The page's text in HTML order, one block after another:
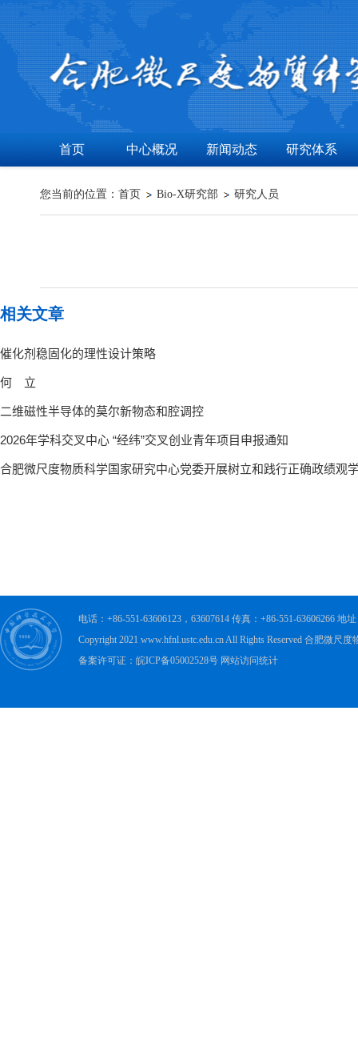
首页 中心概况 新闻动态 研究体系
您当前的位置： 首页 Bio-X研究部 研究人员
相关文章
电话：+86-551-63606123，63607614 传真：+86-551-63606266 地
Copyright 2021 www.hfnl.ustc.edu.cn All Rights Reserved 合肥微尺
备案许可证：皖ICP备05002528号 网站访问统计